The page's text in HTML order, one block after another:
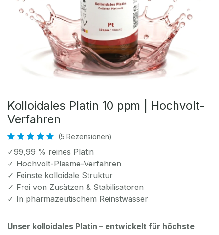
Kolloidales Platin 10 ppm | Hochvolt-
Verfahren
(5 Rezensionen)
✓99,99 % reines Platin
✓ Hochvolt-Plasme-Verfahren
✓ Feinste kolloidale Struktur
✓ Frei von Zusätzen & Stabilisatoren
✓ In pharmazeutischem Reinstwasser
Unser kolloidales Platin – entwickelt für höchste